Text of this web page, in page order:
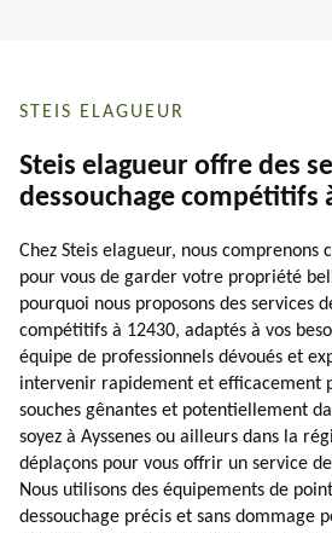
STEIS ELAGUEUR
Steis elagueur offre des
dessouchage compétitifs
Chez Steis elagueur, nous
pour vous de garder votre propriété
pourquoi nous proposons des services
compétitifs à 12430, adaptés à vos
équipe de professionnels dévoués et
intervenir rapidement et efficacement
souches gênantes et potentiellement
soyez à Ayssenes ou ailleurs dans la
déplaçons pour vous offrir un service
Nous utilisons des équipements de
dessouchage précis et sans dommage